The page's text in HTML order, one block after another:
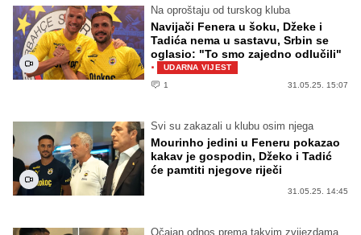
Na oproštaju od turskog kluba
Navijači Fenera u šoku, Džeke i
Tadića nema u sastavu, Srbin se
oglasio: "To smo zajedno odlučili"
·
UDARNA VIJEST
1
31.05.25. 15:07
Svi su zakazali u klubu osim njega
Mourinho jedini u Feneru pokazao
kakav je gospodin, Džeko i Tadić
će pamtiti njegove riječi
31.05.25. 14:45
Očajan odnos prema takvim zvijezdama